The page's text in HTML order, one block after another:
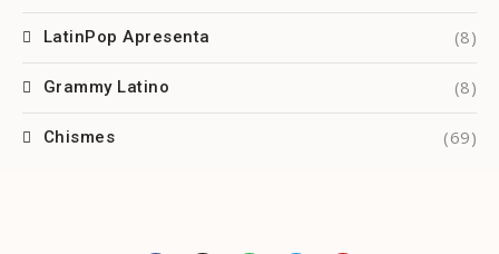
LatinPop Apresenta (8)
Grammy Latino (8)
Chismes (69)